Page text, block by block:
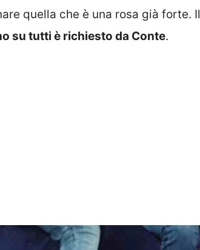
quella che è una rosa già forte. Il
su tutti è richiesto da Conte.